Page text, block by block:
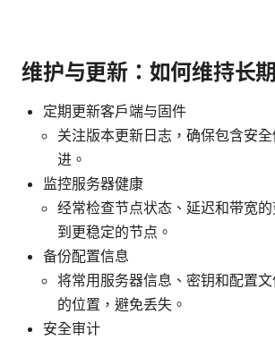
维护与更新：如何维持长
定期更新客户端与固件
关注版本更新日志，确保包含安
进。
监控服务器健康
经常检查节点状态、延迟和带宽
到更稳定的节点。
备份配置信息
将常用服务器信息、密钥和配置
的位置，避免丢失。
安全审计